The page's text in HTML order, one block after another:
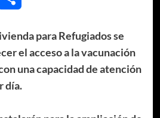
para Refugiados se
el acceso a la vacunación
una capacidad de atención
día.